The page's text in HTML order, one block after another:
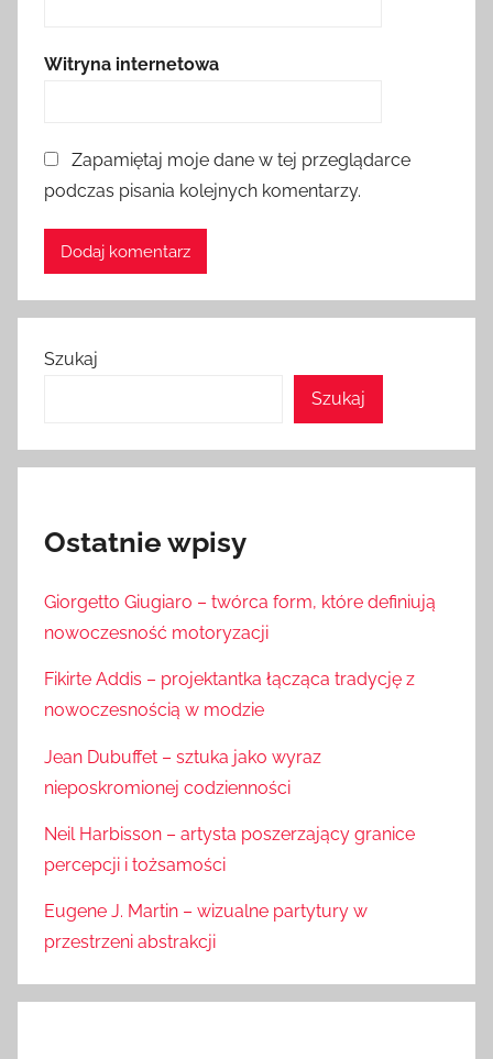
Witryna internetowa
Zapamiętaj moje dane w tej przeglądarce
podczas pisania kolejnych komentarzy.
Szukaj
Szukaj
Ostatnie wpisy
Giorgetto Giugiaro – twórca form, które definiują
nowoczesność motoryzacji
Fikirte Addis – projektantka łącząca tradycję z
nowoczesnością w modzie
Jean Dubuffet – sztuka jako wyraz
nieposkromionej codzienności
Neil Harbisson – artysta poszerzający granice
percepcji i tożsamości
Eugene J. Martin – wizualne partytury w
przestrzeni abstrakcji